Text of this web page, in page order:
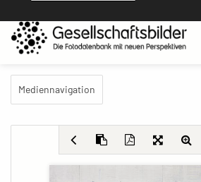
Mediennavigation